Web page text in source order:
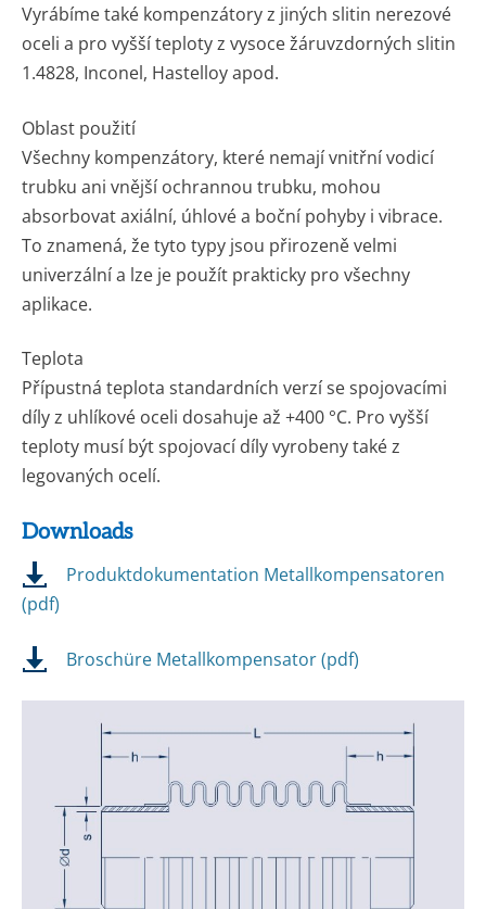
Vyrábíme také kompenzátory z jiných slitin nerezové
oceli a pro vyšší teploty z vysoce žáruvzdorných slitin
1.4828, Inconel, Hastelloy apod.
Oblast použití
Všechny kompenzátory, které nemají vnitřní vodicí
trubku ani vnější ochrannou trubku, mohou
absorbovat axiální, úhlové a boční pohyby i vibrace.
To znamená, že tyto typy jsou přirozeně velmi
univerzální a lze je použít prakticky pro všechny
aplikace.
Teplota
Přípustná teplota standardních verzí se spojovacími
díly z uhlíkové oceli dosahuje až +400 °C. Pro vyšší
teploty musí být spojovací díly vyrobeny také z
legovaných ocelí.
Downloads
Produktdokumentation Metallkompensatoren
(pdf)
Broschüre Metallkompensator (pdf)